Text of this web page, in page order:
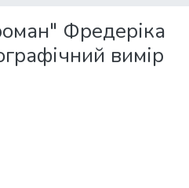
Фредеріка
вимір